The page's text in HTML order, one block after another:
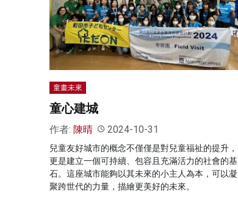
童畫未來
童心建城
作者: 陳晴 2024-10-31
兒童友好城市的概念不僅僅是對兒童福祉的提升，
更是建立一個可持續、包容且充滿活力的社會的基
石。這座城市能夠以其未來的小主人為本，可以凝
聚跨世代的力量，描繪更美好的未來。